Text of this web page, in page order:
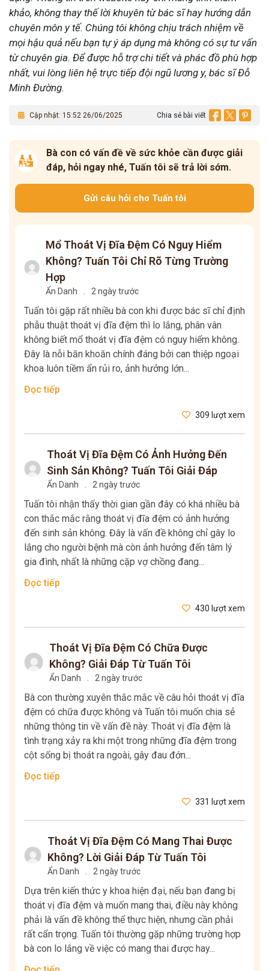
khảo, không thay thế lời khuyên từ bác sĩ hay hướng dẫn
chuyên môn y tế. Chúng tôi không chịu trách nhiệm về
mọi hậu quả nếu bạn tự ý áp dụng mà không có sự tư vấn
từ chuyên gia. Để được hỗ trợ chi tiết và phác đồ phù hợp
nhất, vui lòng liên hệ trực tiếp đội ngũ lương y, bác sĩ Đỗ
Minh Đường.
Cập nhật: 15:52 26/06/2025 Chia sẻ bài viết
Bà con có vấn đề về sức khỏe cần được giải
đáp, hỏi ngay nhé, Tuấn tôi sẽ trả lời sớm.
Gửi câu hỏi cho Tuấn tôi
Mổ Thoát Vị Đĩa Đệm Có Nguy Hiểm
Không? Tuấn Tôi Chỉ Rõ Từng Trường
Hợp
Ẩn Danh . 2 ngày trước
Tuấn tôi gặp rất nhiều bà con khi được bác sĩ chỉ định
phẫu thuật thoát vị đĩa đệm thì lo lắng, phân vân
không biết mổ thoát vị đĩa đệm có nguy hiểm không.
Đây là nỗi băn khoăn chính đáng bởi can thiệp ngoại
khoa luôn tiềm ẩn rủi ro, ảnh hưởng lớn...
Đọc tiếp
309 lượt xem
Thoát Vị Đĩa Đệm Có Ảnh Hưởng Đến
Sinh Sản Không? Tuấn Tôi Giải Đáp
Ẩn Danh . 2 ngày trước
Tuấn tôi nhận thấy thời gian gần đây có khá nhiều bà
con thắc mắc rằng thoát vị đĩa đệm có ảnh hưởng
đến sinh sản không. Đây là vấn đề không chỉ gây lo
lắng cho người bệnh mà còn ảnh hưởng đến tâm lý
gia đình, nhất là những cặp vợ chồng đang...
Đọc tiếp
430 lượt xem
Thoát Vị Đĩa Đệm Có Chữa Được
Không? Giải Đáp Từ Tuấn Tôi
Ẩn Danh . 2 ngày trước
Bà con thường xuyên thắc mắc về câu hỏi thoát vị đĩa
đệm có chữa được không và Tuấn tôi muốn chia sẻ
những thông tin về vấn đề này. Thoát vị đĩa đệm là
tình trạng xảy ra khi một trong những đĩa đệm trong
cột sống bị thoát ra ngoài, gây đau đớn...
Đọc tiếp
331 lượt xem
Thoát Vị Đĩa Đệm Có Mang Thai Được
Không? Lời Giải Đáp Từ Tuấn Tôi
Ẩn Danh . 2 ngày trước
Dựa trên kiến thức y khoa hiện đại, nếu bạn đang bị
thoát vị đĩa đệm và muốn mang thai, điều này không
phải là vấn đề không thể thực hiện, nhưng cần phải
rất cẩn trọng. Tuấn tôi thường gặp những trường hợp
bà con lo lắng về việc có mang thai được hay...